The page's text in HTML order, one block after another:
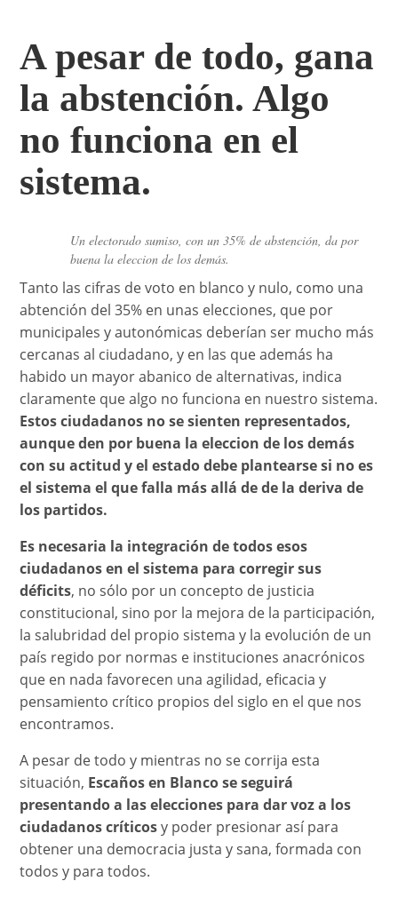
A pesar de todo, gana
la abstención. Algo
no funciona en el
sistema.
Un electorado sumiso, con un 35% de abstención, da por
buena la eleccion de los demás.
Tanto las cifras de voto en blanco y nulo, como una
abtención del 35% en unas elecciones, que por
municipales y autonómicas deberían ser mucho más
cercanas al ciudadano, y en las que además ha
habido un mayor abanico de alternativas, indica
claramente que algo no funciona en nuestro sistema.
Estos ciudadanos no se sienten representados,
aunque den por buena la eleccion de los demás
con su actitud y el estado debe plantearse si no es
el sistema el que falla más allá de de la deriva de
los partidos.
Es necesaria la integración de todos esos
ciudadanos en el sistema para corregir sus
déficits, no sólo por un concepto de justicia
constitucional, sino por la mejora de la participación,
la salubridad del propio sistema y la evolución de un
país regido por normas e instituciones anacrónicos
que en nada favorecen una agilidad, eficacia y
pensamiento crítico propios del siglo en el que nos
encontramos.
A pesar de todo y mientras no se corrija esta
situación, Escaños en Blanco se seguirá
presentando a las elecciones para dar voz a los
ciudadanos críticosy poder presionar así para
obtener una democracia justa y sana, formada con
todos y para todos.